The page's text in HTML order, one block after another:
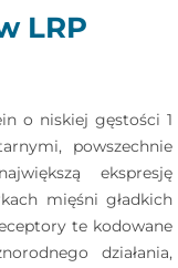
LRP
o niskiej gęstości 1
powszechnie
ekspresję
mięśni gładkich
te kodowane
działania,